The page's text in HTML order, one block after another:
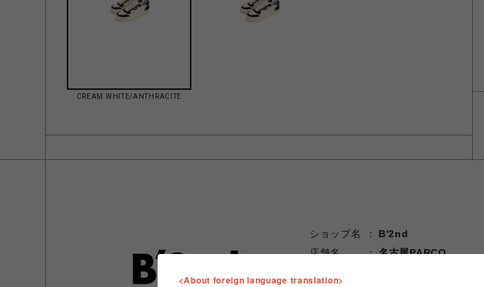
CREAM WHITE/ANTHRACITE
ショップ名
B'2nd
店舗名
名古屋PARCO
特定商取引法など法令に基づく表記は
<About foreign language translation>